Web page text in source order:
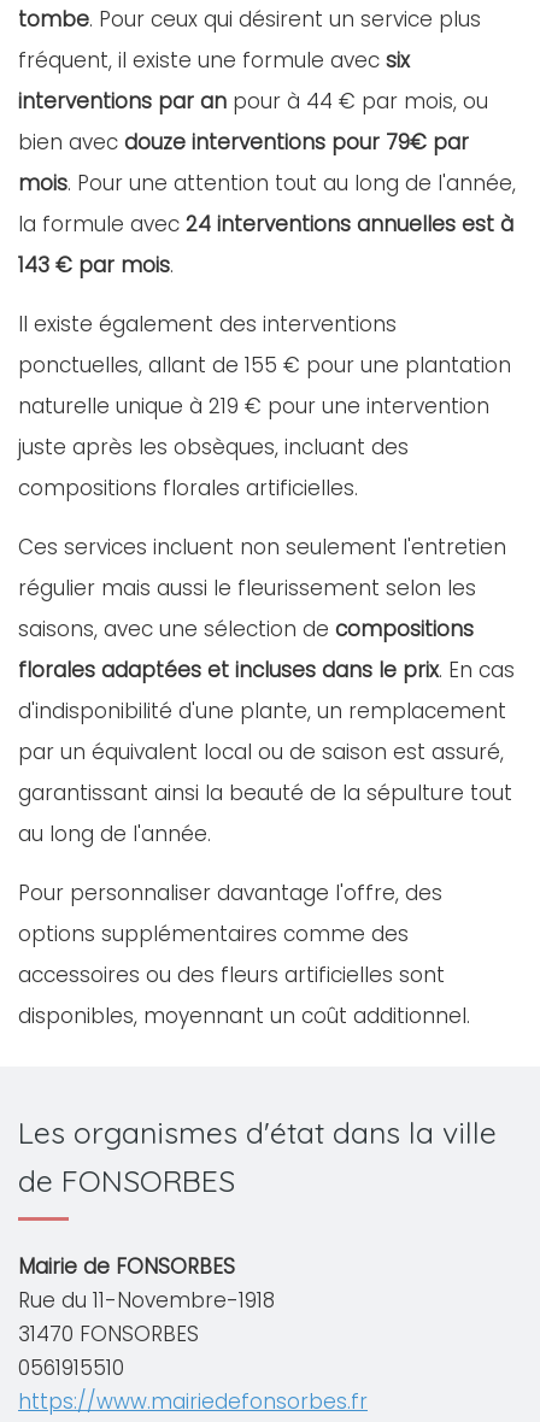
tombe. Pour ceux qui désirent un service plus
fréquent, il existe une formule avec six
interventions par an pour à 44 € par mois, ou
bien avec douze interventions pour 79€ par
mois. Pour une attention tout au long de l'année,
la formule avec 24 interventions annuelles est à
143 € par mois.
Il existe également des interventions
ponctuelles, allant de 155 € pour une plantation
naturelle unique à 219 € pour une intervention
juste après les obsèques, incluant des
compositions florales artificielles.
Ces services incluent non seulement l'entretien
régulier mais aussi le fleurissement selon les
saisons, avec une sélection de compositions
florales adaptées et incluses dans le prix. En cas
d'indisponibilité d'une plante, un remplacement
par un équivalent local ou de saison est assuré,
garantissant ainsi la beauté de la sépulture tout
au long de l'année.
Pour personnaliser davantage l'offre, des
options supplémentaires comme des
accessoires ou des fleurs artificielles sont
disponibles, moyennant un coût additionnel.
Les organismes d'état dans la ville
de FONSORBES
Mairie de FONSORBES
Rue du 11-Novembre-1918
31470 FONSORBES
0561915510
https://www.mairiedefonsorbes.fr